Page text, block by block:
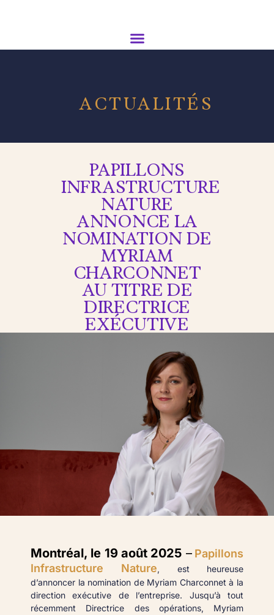
ACTUALITÉS
PAPILLONS
INFRASTRUCTURE
NATURE
ANNONCE LA
NOMINATION DE
MYRIAM
CHARCONNET
AU TITRE DE
DIRECTRICE
EXÉCUTIVE
Montréal, le 19 août 2025 – Papillons
Infrastructure Nature, est heureuse
d’annoncer la nomination de Myriam Charconnet à la
direction exécutive de l’entreprise. Jusqu’à tout
récemment Directrice des opérations, Myriam